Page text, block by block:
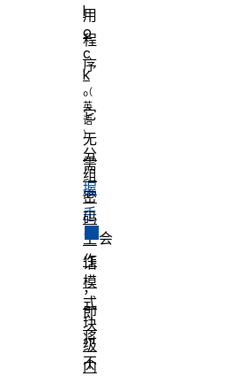
用
程
序
。
它
无
需
握
手
会
话
，
即
将
不
l
o
c
k
分
组
密
码
工
作
模
式
块
级
内